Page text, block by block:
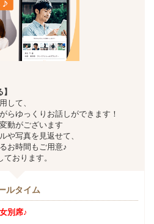
して、
らゆっくりお話しができます！
動がございます
や写真を見返せて、
お時間もご用意♪
おります。
ルタイム
別席♪